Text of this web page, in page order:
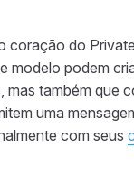
coração do
modelo podem
mas também que
uma
com seus